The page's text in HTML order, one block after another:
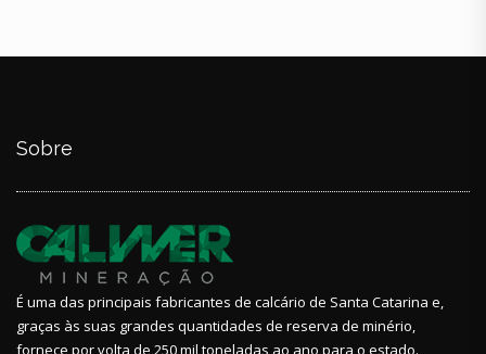
Sobre
É uma das principais fabricantes de calcário de Santa Catarina e,
graças às suas grandes quantidades de reserva de minério,
fornece por volta de 250 mil toneladas ao ano para o estado.